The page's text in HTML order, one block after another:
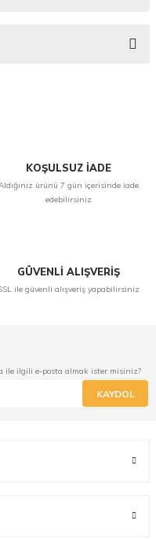
KOŞULSUZ İADE
ürünü 7 gün içerisinde iade
edebilirsiniz
GÜVENLİ ALIŞVERİŞ
ile güvenli alışveriş yapabilirsiniz
ile ilgili e-posta almak ister misiniz?
KAYDOL